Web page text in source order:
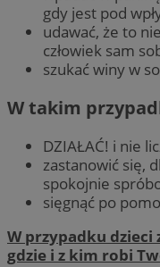
gdy jest pod
udawać, że to
człowiek sam
szukać winy w
W takim
DZIAŁAĆ! i nie
zastanowić się,
spokojnie
sięgnąć po
W przypadku dzieci
gdzie i z kim robi